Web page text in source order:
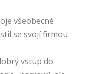
všeobecné
se svojí firmou
vstup do